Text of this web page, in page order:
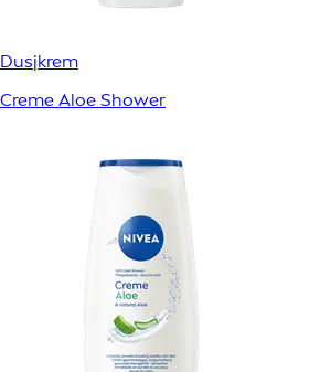
Dusjkrem
Creme Aloe Shower